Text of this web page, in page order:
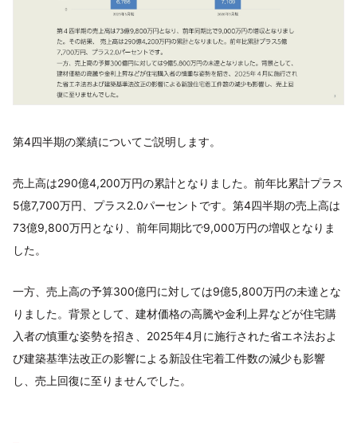
第4四半期の業績についてご説明します。
売上高は290億4,200万円の累計となりました。前年比累計プラス
5億7,700万円、プラス2.0パーセントです。第4四半期の売上高は
73億9,800万円となり、前年同期比で9,000万円の増収となりま
した。
一方、売上高の予算300億円に対しては9億5,800万円の未達とな
りました。背景として、建材価格の高騰や金利上昇などが住宅購
入者の慎重な姿勢を招き、2025年4月に施行された省エネ法およ
び建築基準法改正の影響による新設住宅着工件数の減少も影響
し、売上回復に至りませんでした。